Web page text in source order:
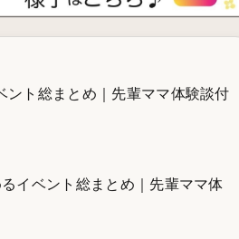
ント総まとめ｜先輩ママ体験談付
イベント総まとめ｜先輩ママ体